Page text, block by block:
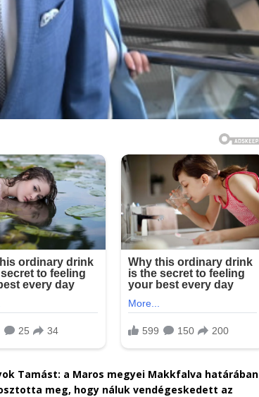
Tamást: a Maros megyei Makkfalva határában
meg, hogy náluk vendégeskedett az